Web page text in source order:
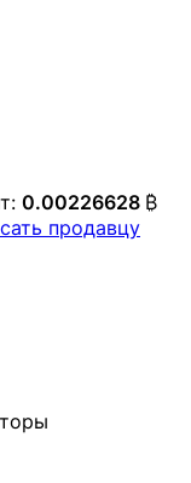
0.00226628 ₿
продавцу